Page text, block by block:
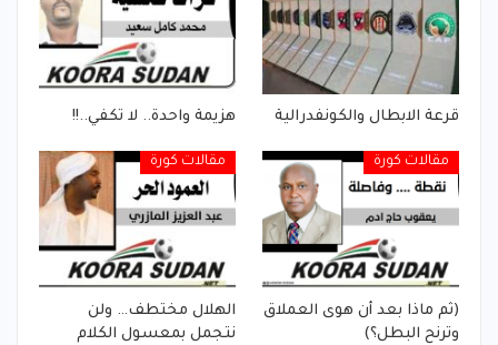
قرعة الابطال والكونفدرالية هزيمة واحدة.. لا تكفي..!!
مقالات كورة
(ثم ماذا بعد أن هوى العملاق
وترنح البطل؟)
مقالات كورة
الهلال مختطف… ولن
نتجمل بمعسول الكلام